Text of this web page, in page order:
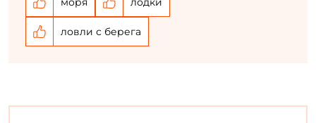
ловли с берега